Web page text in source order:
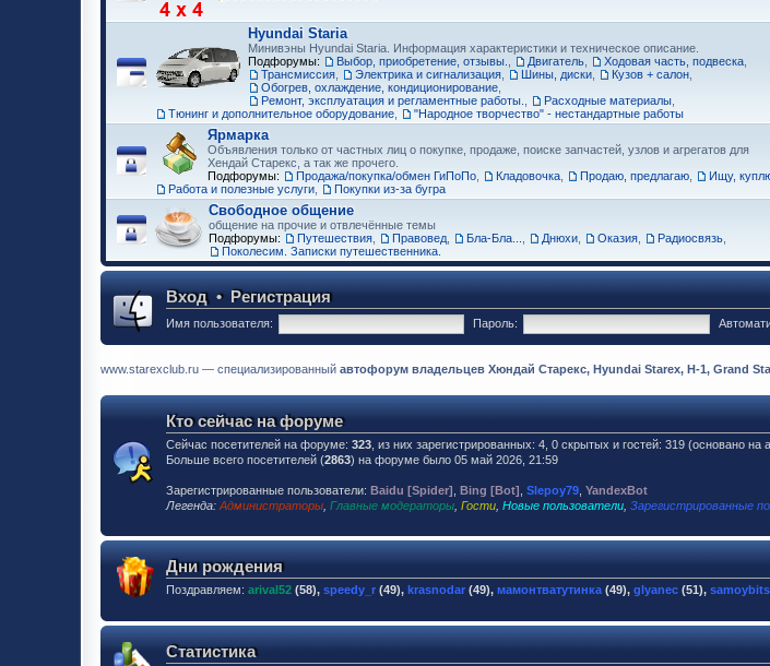
Hyundai Staria
Минивэны Hyundai Staria. Информация характеристики и техническое описание.
Подфорумы:
Выбор, приобретение, отзывы. Двигатель Ходовая часть, подвеска
Трансмиссия
Электрика и сигнализация Шины, диски Кузов + салон
Обогрев, охлаждение, кондиционирование
Ремонт, эксплуатация и регламентные работы.
Расходные материалы
Тюнинг и дополнительное оборудование
"Народное творчество" - нестандартные работы
Ярмарка
Объявления только от частных лиц о покупке, продаже, поиске запчастей, узлов и агрегатов для
Хендай Старекс, а так же прочего.
Подфорумы:
Продажа/покупка/обмен ГиПоПо Кладовочка Продаю, предлагаю Ищу,
Работа и полезные услуги
Покупки из-за бугра
Свободное общение
общение на прочие и отвлечённые темы
Подфорумы:
Путешествия Правовед Бла-Бла... Днюхи Оказия Радиосвязь
Поколесим. Записки путешественника.
Вход• Регистрация
Имя пользователя: Пароль:
www.starexclub.ru — специализированный автофорум владельцев Хюндай Старекс, Hyundai Starex, H-1, Grand
Кто сейчас на форуме
Сейчас посетителей на форуме: 323 , из них зарегистрированных: 4, 0 скрытых и гостей: 319 (основано
Больше всего посетителей (2863) на форуме было 05 май 2026, 21:59
Зарегистрированные пользователи: Baidu [Spider] Bing [Bot] Slepoy79 YandexBot
Легенда: Администраторы Главные модераторы Гости Новые пользователи Зарегистрированные
Дни рождения
Поздравляем: arival52 (58), speedy_r (49), krasnodar (49), мамонтватутинка (49), glyanec (51),
Статистика